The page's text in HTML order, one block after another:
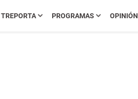
TREPORTA PROGRAMAS OPINIÓN